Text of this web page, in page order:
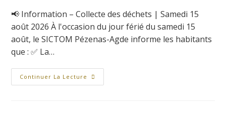
📢 Information – Collecte des déchets | Samedi 15
août 2026 À l'occasion du jour férié du samedi 15
août, le SICTOM Pézenas-Agde informe les habitants
que : ✅ La…
Continuer La Lecture